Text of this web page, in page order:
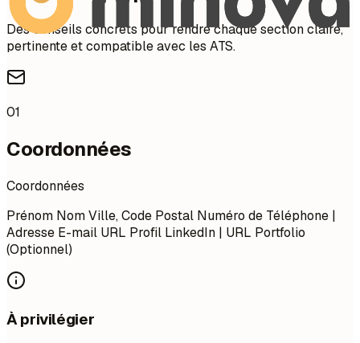
Des conseils concrets pour rendre chaque section claire,
pertinente et compatible avec les ATS.
01
Coordonnées
Coordonnées
Prénom Nom Ville, Code Postal Numéro de Téléphone |
Adresse E-mail URL Profil LinkedIn | URL Portfolio
(Optionnel)
À privilégier